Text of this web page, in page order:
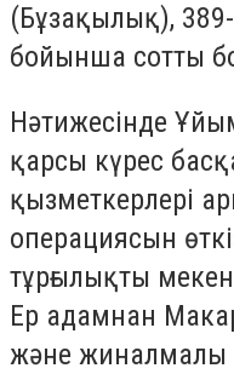
(Бұзақылық),
бойынша сотты
Нәтижесінде
қарсы күрес
қызметкерлері
операциясын
тұрғылықты
Ер адамнан
және жиналмалы